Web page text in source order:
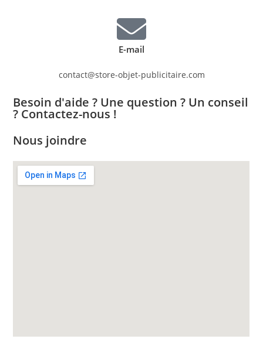
E-mail
contact@store-objet-publicitaire.com
Besoin d'aide ? Une question ? Un conseil
? Contactez-nous !
Nous joindre